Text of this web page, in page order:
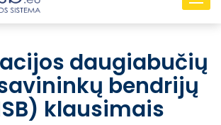
daugiabučių
bendrijų
klausimais